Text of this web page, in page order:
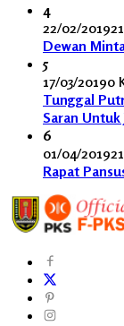
4
22/02/2019
Dewan
5
17/03/20190
Tunggal
Saran Untuk
6
01/04/2019
Rapat